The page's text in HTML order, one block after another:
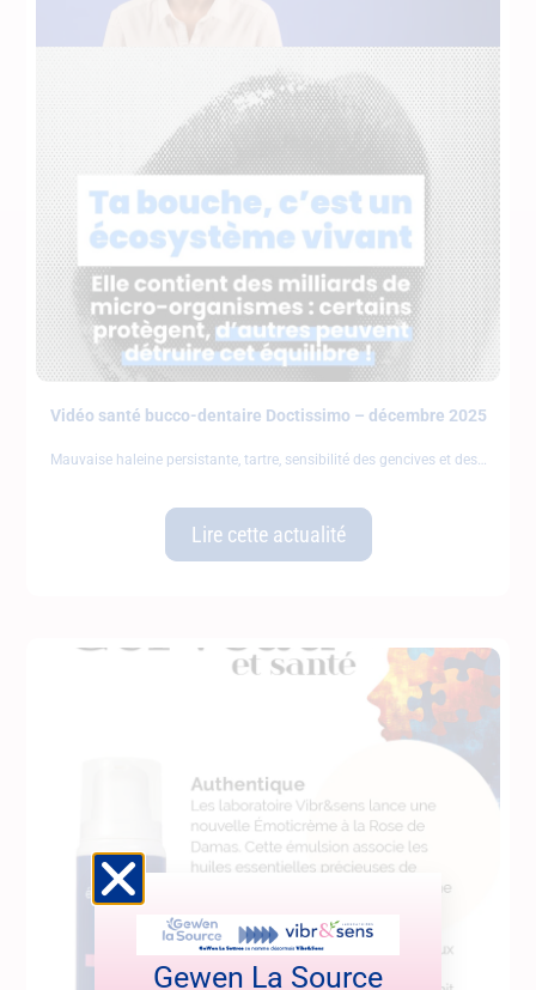
Vidéo santé bucco-dentaire Doctissimo – décembre 2025
Mauvaise haleine persistante, tartre, sensibilité des gencives et des
Lire cette actualité
Gewen La Source